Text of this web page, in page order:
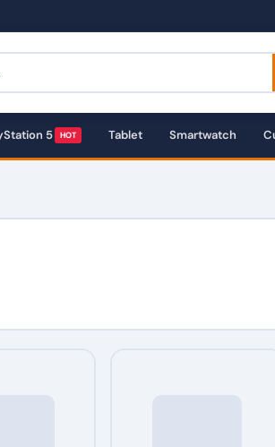
5 HOT Tablet Smartwatch